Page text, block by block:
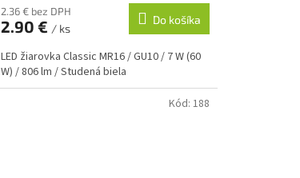
2.36 € bez DPH
2.90 € / ks
Do košíka
LED žiarovka Classic MR16 / GU10 / 7 W (60
W) / 806 lm / Studená biela
Kód: 188